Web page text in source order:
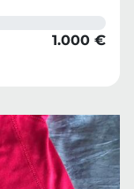
1.000 €